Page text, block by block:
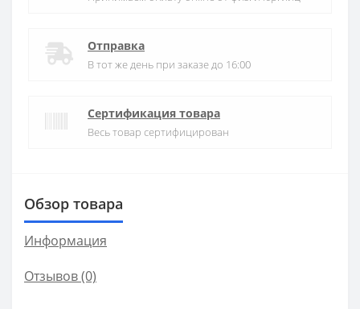
Отправка
В тот же день при заказе до 16:00
Сертификация товара
Весь товар сертифицирован
Обзор товара
Информация
Отзывов (0)